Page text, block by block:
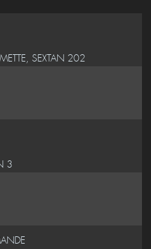
SEXTAN 202
3